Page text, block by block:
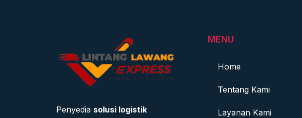
Penyedia solusi logistik
MENU
Home
Tentang Kami
Layanan Kami